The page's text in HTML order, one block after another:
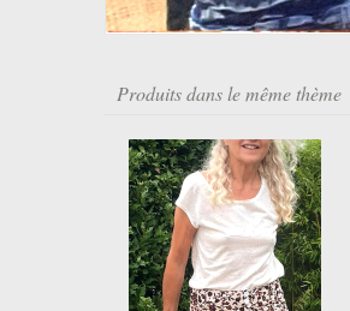
Produits dans le même thème